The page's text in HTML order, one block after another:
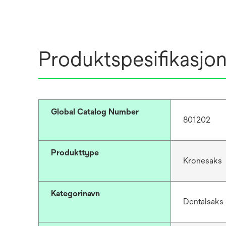
Global Catalog Number
801202
Produkttype
Kronesaks
Kategorinavn
Dentalsaks